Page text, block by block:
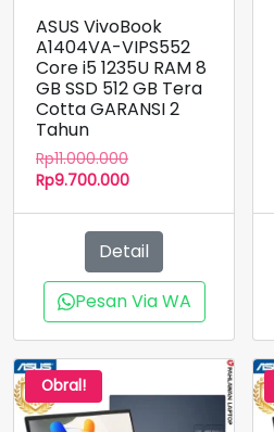
ASUS VivoBook
A1404VA-VIPS552
Core i5 1235U RAM 8
GB SSD 512 GB Tera
Cotta GARANSI 2
Tahun
Rp11.000.000Harga
aslinya
Rp9.700.000Harga
adalah:
Rp9.700.000.
Detail
Pesan Via WA
Obral!